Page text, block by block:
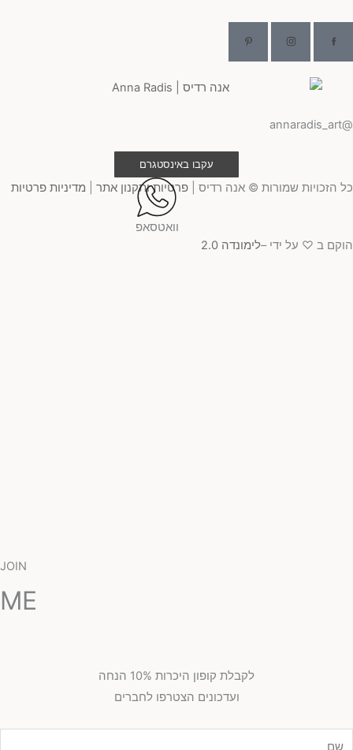
עקבו באינסטגרם
הזכויות שמורות © אנה רדיס | פרטיות ותקנון אתר| מדיניות פרטיות
ב ♡ על ידי – לימונדה 2.0
וואטסאפ
JOIN
ME
לקבלת קופון היכרות 10% הנחה
ועדכונים הצטרפו לחברים